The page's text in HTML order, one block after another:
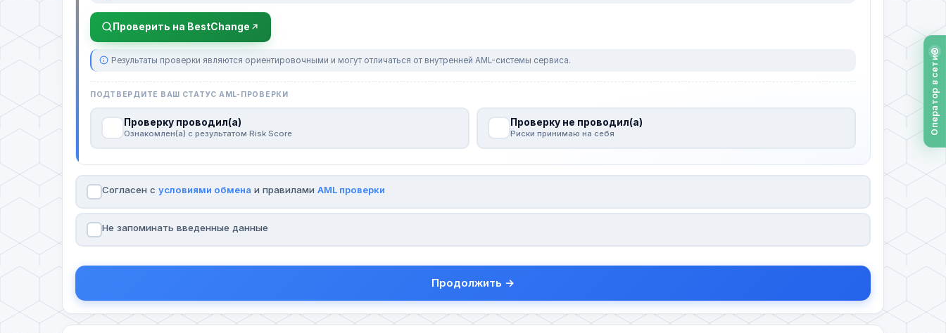
Проверить на BestChange
Результаты проверки являются ориентировочными и могут отличаться от внутренней AML-системы сервиса.
ПОДТВЕРДИТЕ ВАШ СТАТУС AML-ПРОВЕРКИ
Проверку проводил(а)
Ознакомлен(а) с результатом Risk Score
Проверку не проводил(а)
Риски принимаю на себя
Согласен с условиями обмена и правилами AML проверки
Не запоминать введенные данные
Продолжить →
Оператор в сети